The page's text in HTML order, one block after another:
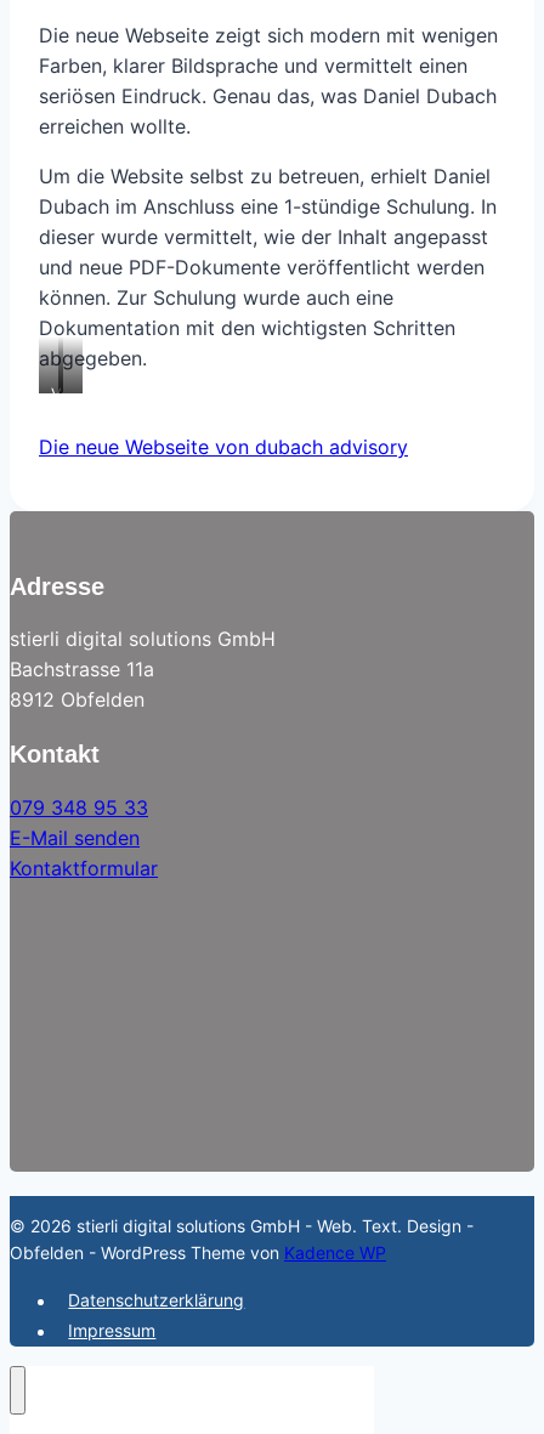
Die neue Webseite zeigt sich modern mit wenigen
Farben, klarer Bildsprache und vermittelt einen
seriösen Eindruck. Genau das, was Daniel Dubach
erreichen wollte.
Um die Website selbst zu betreuen, erhielt Daniel
Dubach im Anschluss eine 1-stündige Schulung. In
dieser wurde vermittelt, wie der Inhalt angepasst
und neue PDF-Dokumente veröffentlicht werden
können. Zur Schulung wurde auch eine
Dokumentation mit den wichtigsten Schritten
abgegeben.
Von…
neu.
Die neue Webseite von dubach advisory
Adresse
stierli digital solutions GmbH
Bachstrasse 11a
8912 Obfelden
Kontakt
079 348 95 33
E-Mail senden
Kontaktformular
© 2026 stierli digital solutions GmbH - Web. Text. Design -
Obfelden - WordPress Theme von Kadence WP
Datenschutzerklärung
Impressum